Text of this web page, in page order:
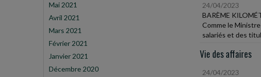
Mai 2021
Avril 2021
Mars 2021
Février 2021
Janvier 2021
Décembre 2020
24/04/2023
BARÈME
Comme le
salariés et des
Vie des affaires
24/04/2023